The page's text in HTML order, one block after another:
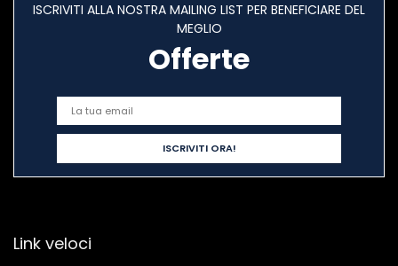
ISCRIVITI ALLA NOSTRA MAILING LIST PER BENEFICIARE DEL
MEGLIO
Offerte
Link veloci